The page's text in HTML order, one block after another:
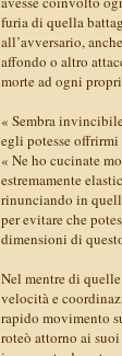
furia di quella
all’avversario,
affondo o altro
morte ad ogni
« Sembra
egli potesse
« Ne ho cucinate
estremamente
rinunciando in
per evitare che
dimensioni di
Nel mentre di quelle
velocità e
rapido movimento
roteò attorno ai